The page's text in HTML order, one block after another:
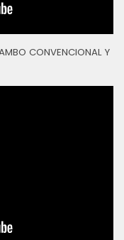
CONVENCIONAL Y